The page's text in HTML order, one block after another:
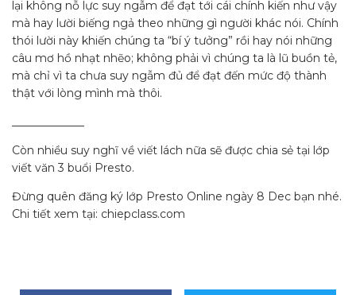
lại không nỗ lực suy ngẫm để đạt tới cái chính kiến như vậy
mà hay lười biếng ngả theo những gì người khác nói. Chính
thói lười này khiến chúng ta “bí ý tưởng” rồi hay nói những
câu mơ hồ nhạt nhẽo; không phải vì chúng ta là lũ buồn tẻ,
mà chỉ vì ta chưa suy ngẫm đủ để đạt đến mức độ thành
thật với lòng mình mà thôi.
Còn nhiều suy nghĩ về viết lách nữa sẽ được chia sẻ tại lớp
viết văn 3 buổi Presto.
Đừng quên đăng ký lớp Presto Online ngày 8 Dec bạn nhé.
Chi tiết xem tại: chiepclass.com